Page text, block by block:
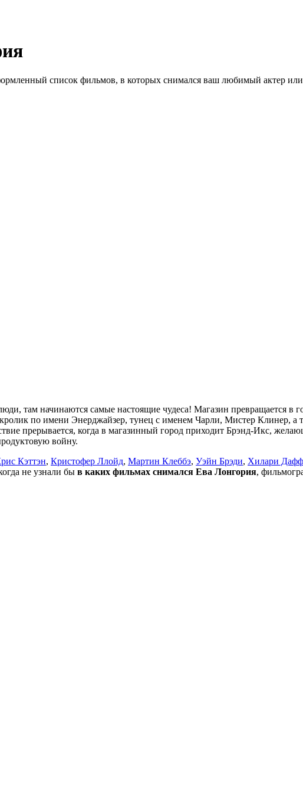
список фильмов, в которых снимался ваш любимый актер
там начинаются самые настоящие чудеса! Магазин превращается в
по имени Энерджайзер, тунец с именем Чарли, Мистер Клинер, а
прерывается, когда в магазинный город приходит Брэнд-Икс,
войну.
Кэттэн, Кристофер Ллойд, Мартин Клеббэ, Уэйн Брэди, Хилари Дафф
не узнали бы в каких фильмах снимался Ева Лонгория,